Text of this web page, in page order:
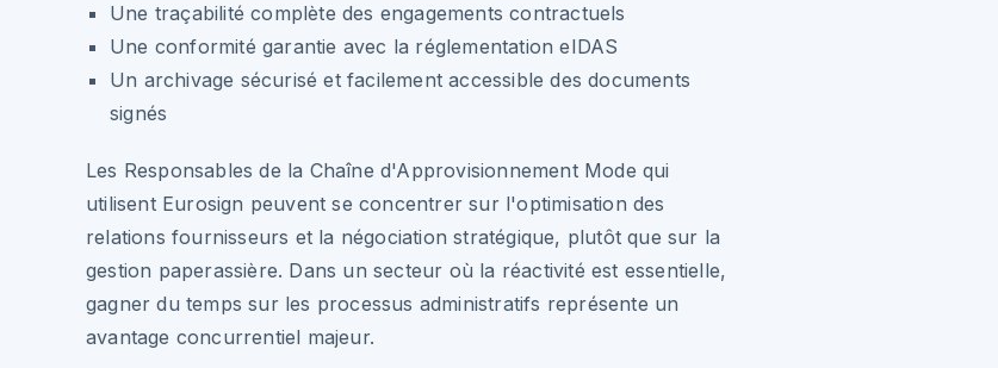
Une traçabilité complète des engagements contractuels
Une conformité garantie avec la réglementation eIDAS
Un archivage sécurisé et facilement accessible des documents
signés
Les Responsables de la Chaîne d'Approvisionnement Mode qui
utilisent Eurosign peuvent se concentrer sur l'optimisation des
relations fournisseurs et la négociation stratégique, plutôt que sur la
gestion paperassière. Dans un secteur où la réactivité est essentielle,
gagner du temps sur les processus administratifs représente un
avantage concurrentiel majeur.